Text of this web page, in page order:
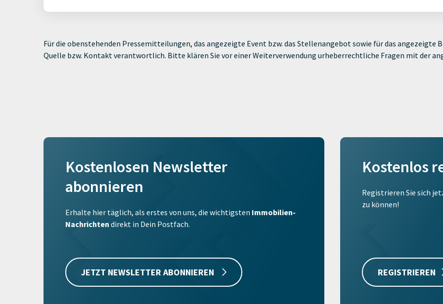
Für die obenstehenden Pressemitteilungen, das angezeigte Event bzw. das Stellenangebot sowie für das angezeigte
Quelle bzw. Kontakt verantwortlich. Bitte klären Sie vor einer Weiterverwendung urheberrechtliche Fragen mit der
Kostenlosen Newsletter
abonnieren
Erhalte hier täglich, als erstes von uns, die wichtigsten Immobilien-
Nachrichten direkt in Dein Postfach.
JETZT NEWSLETTER ABONNIEREN
Kostenlos
Registrieren Sie sich
zu können!
REGISTRIEREN